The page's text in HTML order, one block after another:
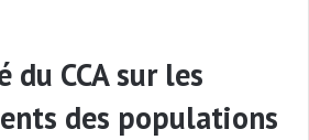
du CCA sur les
des populations